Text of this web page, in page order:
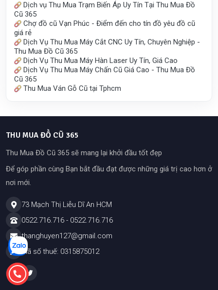
Dịch vụ Thu Mua Trạm Biến Áp Uy Tín Tại Thu Mua Đồ
Cũ 365
Chợ đồ cũ Vạn Phúc - Điểm đến cho tín đồ yêu đồ cũ
giá rẻ
Dịch Vụ Thu Mua Máy Cắt CNC Uy Tín, Chuyên Nghiệp -
Thu Mua Đồ Cũ 365
Dịch Vụ Thu Mua Máy Hàn Laser Uy Tín, Giá Cao
Dịch Vụ Thu Mua Máy Chấn Cũ Giá Cao - Thu Mua Đồ
Cũ 365
Thu Mua Ván Gỗ Cũ tại Tphcm
THU MUA ĐỒ CŨ 365
Thu Mua Đồ Cũ 365 sẽ mang lại khởi đầu tốt đẹp
Để góp phần cùng Bạn bắt đầu đạt được những giá trị cao hơn ở
nơi mới.
73 Mạch Thị Liễu Dĩ An HCM
0522.716.716 - 0522.716.716
thanghuyen127@gmail.com
Mã số thuế: 0315875012